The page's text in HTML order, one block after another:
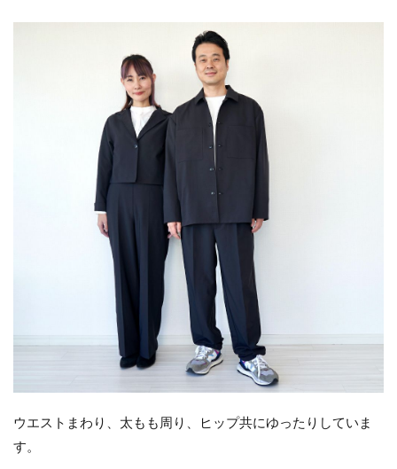
ウエストまわり、太もも周り、ヒップ共にゆったりしていま
す。